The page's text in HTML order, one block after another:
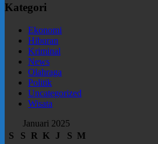
Kategori
Ekonomi
Hiburan
Kriminal
News
Olahraga
Politik
Uncategorized
Wisata
Januari 2025
S
S R K J S M